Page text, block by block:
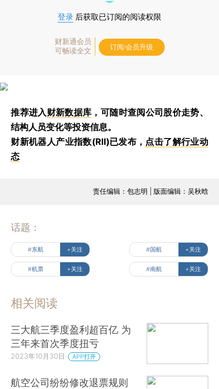
登录 后获取已订阅的阅读权限
财新通会员
可畅读全文
订阅/会员升级
推荐进入财新数据库 ，可随时查阅公司股价走势、
结构人员变化等投资信息。
财新机器人产业指数(RII)已发布， 点击了解行业动
态
责任编辑：包志明 | 版面编辑：吴秋晗
话题：
#东航 +关注 #国航 +关注
#机票 +关注 #南航 +关注
相关阅读
三大航三季度盈利超百亿 为
三年来首次季度扭亏
2023年10月30日 APP打开
航空公司纷纷修改退票规则